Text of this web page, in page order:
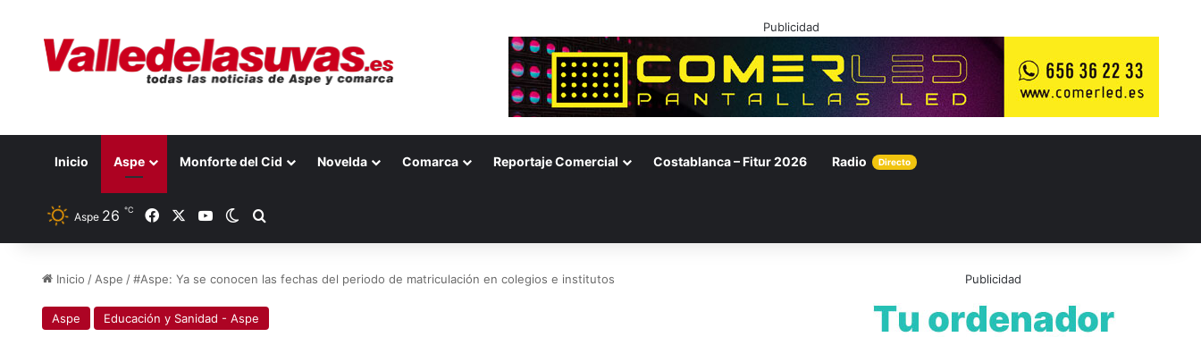
Publicidad
Inicio Aspe Monforte del Cid Novelda Comarca Reportaje Comercial Costablanca – Fitur 2026 Radio Directo
Aspe 26 ℃ FacebookYouTubeSwitch skin
Inicio / Aspe /#Aspe: Ya se conocen las fechas del periodo de matriculación en colegios e institutos
Aspe Educación y Sanidad - Aspe
Publicidad